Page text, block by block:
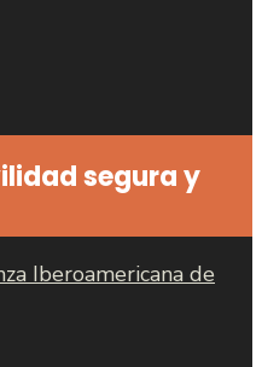
segura y
Iberoamericana de